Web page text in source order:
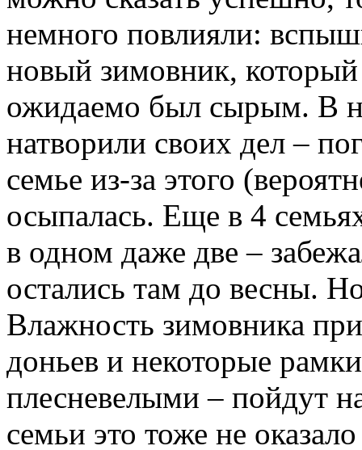
немного повлияли:
новый зимовник,
ожидаемо был сырым. В
натворили своих дел –
семье из-за этого
осыпалась. Еще в 4
в одном даже две –
остались там до весны.
Влажность зимовника
доньев и некоторые
плесневелыми – пойдут
семьи это тоже не